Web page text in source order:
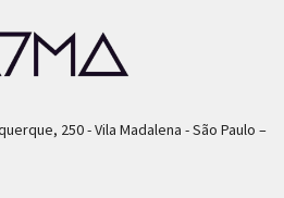
250 - Vila Madalena - São Paulo –